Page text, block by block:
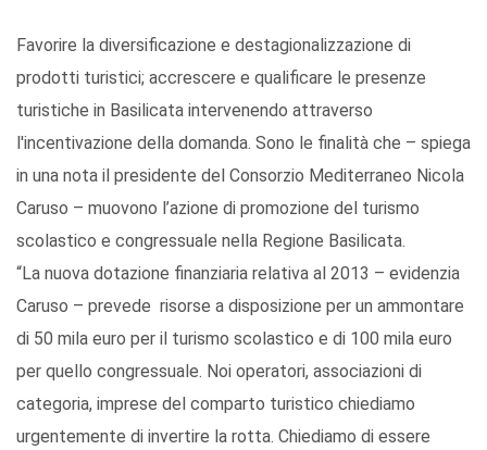
Favorire la diversificazione e destagionalizzazione di
prodotti turistici; accrescere e qualificare le presenze
turistiche in Basilicata intervenendo attraverso
l'incentivazione della domanda. Sono le finalità che – spiega
in una nota il presidente del Consorzio Mediterraneo Nicola
Caruso – muovono l’azione di promozione del turismo
scolastico e congressuale nella Regione Basilicata.
“La nuova dotazione finanziaria relativa al 2013 – evidenzia
Caruso – prevede risorse a disposizione per un ammontare
di 50 mila euro per il turismo scolastico e di 100 mila euro
per quello congressuale. Noi operatori, associazioni di
categoria, imprese del comparto turistico chiediamo
urgentemente di invertire la rotta. Chiediamo di essere